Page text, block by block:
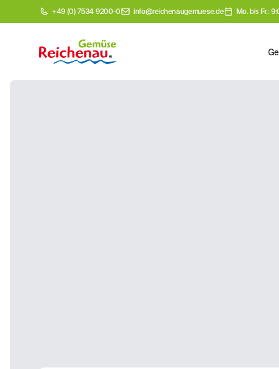
+49 (0) 7534 9200-0 info@reichenaugemuese.de Mo. bis Fr.: